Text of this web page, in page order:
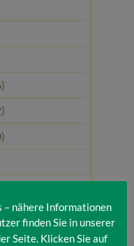
– nähere Informationen
finden Sie in unserer
Seite. Klicken Sie auf